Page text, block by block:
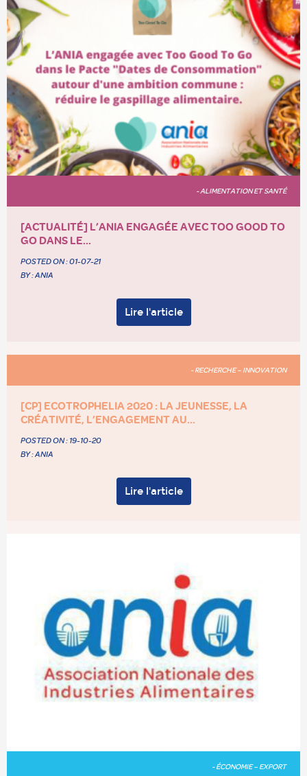
- ALIMENTATION ET SANTÉ
[ACTUALITÉ] L’ANIA ENGAGÉE AVEC TOO GOOD TO
GO DANS LE...
POSTED ON :01-07-21
BY : ANIA
Lire l'article
- RECHERCHE – INNOVATION
[CP] ECOTROPHELIA 2020 : LA JEUNESSE, LA
CRÉATIVITÉ, L’ENGAGEMENT AU...
POSTED ON : 19-10-20
BY : ANIA
Lire l'article
- ÉCONOMIE – EXPORT